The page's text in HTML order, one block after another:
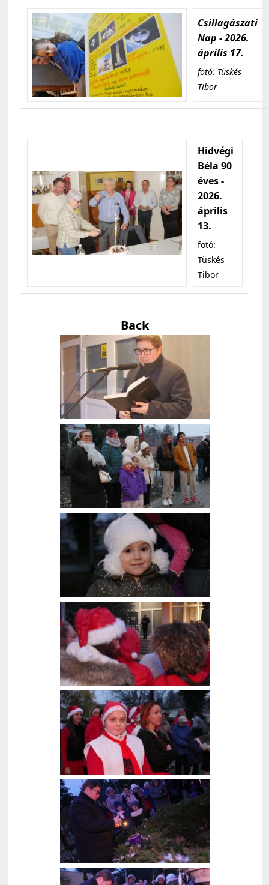
Csillagászati
Nap - 2026.
április 17.
fotó: Tüskés
Tibor
Hidvégi
Béla 90
éves -
2026.
április
13.
fotó:
Tüskés
Tibor
Back